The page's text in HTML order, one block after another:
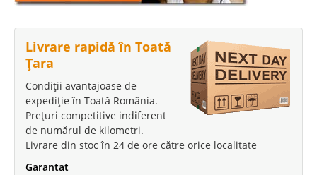
Livrare rapidă în Toată
Țara
Condiții avantajoase de
expediție în Toată România.
Prețuri competitive indiferent
de numărul de kilometri.
Livrare din stoc în 24 de ore către orice localitate
Garantat